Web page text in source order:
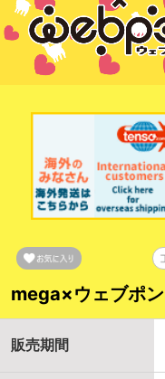
mega×ウェブポン
販売期間